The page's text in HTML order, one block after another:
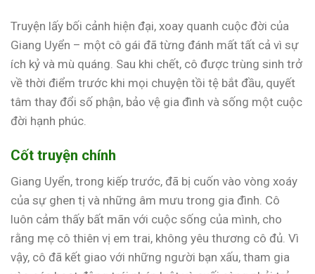
Truyện lấy bối cảnh hiện đại, xoay quanh cuộc đời của
Giang Uyển – một cô gái đã từng đánh mất tất cả vì sự
ích kỷ và mù quáng. Sau khi chết, cô được trùng sinh trở
về thời điểm trước khi mọi chuyện tồi tệ bắt đầu, quyết
tâm thay đổi số phận, bảo vệ gia đình và sống một cuộc
đời hạnh phúc.
Cốt truyện chính
Giang Uyển, trong kiếp trước, đã bị cuốn vào vòng xoáy
của sự ghen tị và những âm mưu trong gia đình. Cô
luôn cảm thấy bất mãn với cuộc sống của mình, cho
rằng mẹ cô thiên vị em trai, không yêu thương cô đủ. Vì
vậy, cô đã kết giao với những người bạn xấu, tham gia